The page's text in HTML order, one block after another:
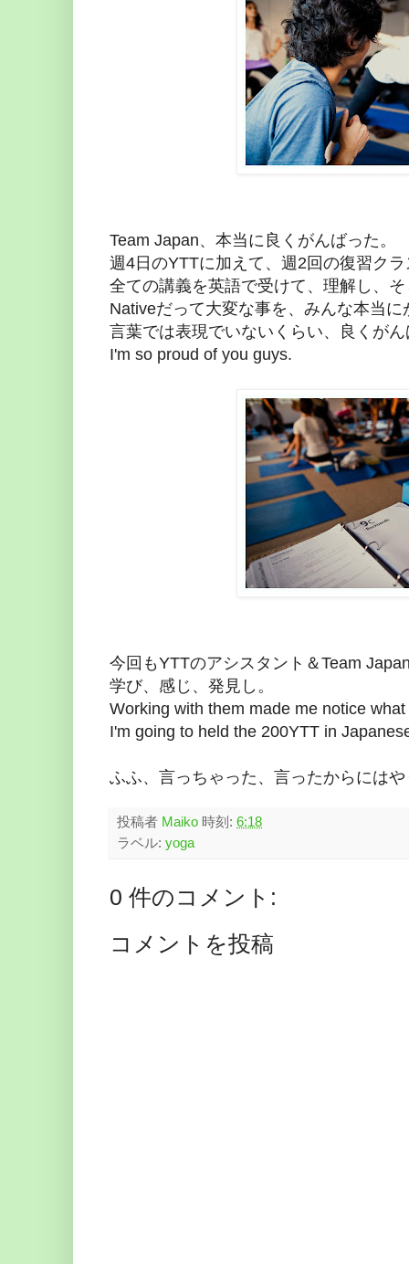
Team Japan、本当に良くがんばった。
週4日のYTTに加えて、週2回の復習クラ
全ての講義を英語で受けて、理解し、
Nativeだって大変な事を、みんな本当に
言葉では表現でいないくらい、良くが
I'm so proud of you guys.
今回もYTTのアシスタント＆Team
学び、感じ、発見し。
Working with them made me notice
I'm going to held the 200YTT in
ふふ、言っちゃった、言ったからには
投稿者 Maiko 時刻: 6:18
ラベル: yoga
0 件のコメント:
コメントを投稿